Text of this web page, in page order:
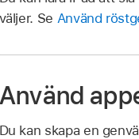
väljer. Se Använd
Använd
Du kan skapa en